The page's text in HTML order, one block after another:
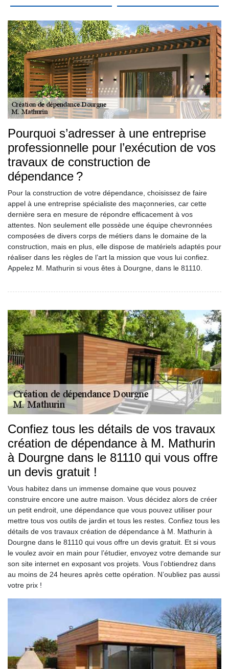
Pourquoi s’adresser à une entreprise
professionnelle pour l’exécution de vos
travaux de construction de
dépendance ?
Pour la construction de votre dépendance, choisissez de faire
appel à une entreprise spécialiste des maçonneries, car cette
dernière sera en mesure de répondre efficacement à vos
attentes. Non seulement elle possède une équipe chevronnées
composées de divers corps de métiers dans le domaine de la
construction, mais en plus, elle dispose de matériels adaptés pour
réaliser dans les règles de l’art la mission que vous lui confiez.
Appelez M. Mathurin si vous êtes à Dourgne, dans le 81110.
Confiez tous les détails de vos travaux
création de dépendance à M. Mathurin
à Dourgne dans le 81110 qui vous offre
un devis gratuit !
Vous habitez dans un immense domaine que vous pouvez
construire encore une autre maison. Vous décidez alors de créer
un petit endroit, une dépendance que vous pouvez utiliser pour
mettre tous vos outils de jardin et tous les restes. Confiez tous les
détails de vos travaux création de dépendance à M. Mathurin à
Dourgne dans le 81110 qui vous offre un devis gratuit. Et si vous
le voulez avoir en main pour l’étudier, envoyez votre demande sur
son site internet en exposant vos projets. Vous l’obtiendrez dans
au moins de 24 heures après cette opération. N’oubliez pas aussi
votre prix !